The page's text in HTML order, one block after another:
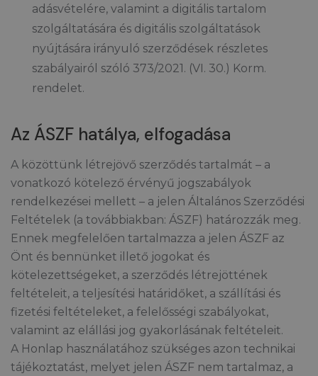
adásvételére, valamint a digitális tartalom
szolgáltatására és digitális szolgáltatások
nyújtására irányuló szerződések részletes
szabályairól szóló 373/2021. (VI. 30.) Korm.
rendelet.
Az ÁSZF hatálya, elfogadása
A közöttünk létrejövő szerződés tartalmát – a
vonatkozó kötelező érvényű jogszabályok
rendelkezései mellett – a jelen Általános Szerződési
Feltételek (a továbbiakban: ÁSZF) határozzák meg.
Ennek megfelelően tartalmazza a jelen ÁSZF az
Önt és bennünket illető jogokat és
kötelezettségeket, a szerződés létrejöttének
feltételeit, a teljesítési határidőket, a szállítási és
fizetési feltételeket, a felelősségi szabályokat,
valamint az elállási jog gyakorlásának feltételeit.
A Honlap használatához szükséges azon technikai
tájékoztatást, melyet jelen ÁSZF nem tartalmaz, a